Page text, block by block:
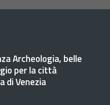
Archeologia, belle
per la città
di Venezia